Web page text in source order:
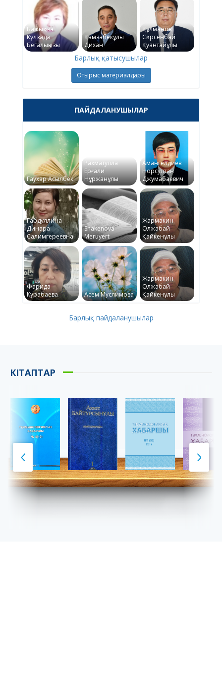
Бажықова
Күлзада
Бегалықызы
Қамзабекұлы
Дихан
Құлманов
Сәрсенбай
Қуантайұлы
Барлық қатысушылар
Отырыс материалдары
ПАЙДАЛАНУШЫЛАР
Гаухар Асылбек
Рахматулла
Ерғали
Нұржанұлы
Амангелдиев
Норсултан
Джумабаевич
Габдуллина
Динара
Салимгереевна
Shakenova
Meruyert
Жармакин
Олжабай
Қайкенұлы
Фарида
Курабаева
Асем Муслимова
Жармакин
Олжабай
Қайкенұлы
Барлық пайдаланушылар
КІТАПТАР